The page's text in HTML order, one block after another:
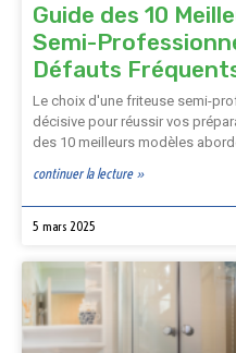
Guide des 10
Semi-
Défauts
Le choix d'une friteuse semi-
décisive pour réussir vos
des 10 meilleurs modèles
continuer la lecture »
5 mars 2025